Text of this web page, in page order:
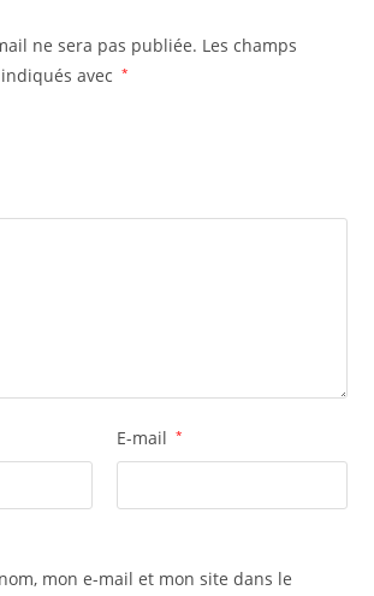
ne sera pas publiée. Les champs
avec
*
E-mail *
mon e-mail et mon site dans le